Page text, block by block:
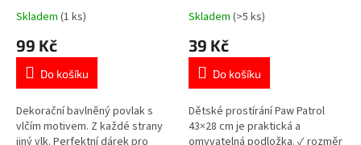
40×40 cm
Průměrné
produktu
5,0
5
hvězdiček.
Skladem (1 ks)
99 Kč
Do košíku
Dekorační bavlněný povlak s
vlčím motivem. Z každé strany
jiný vlk. Perfektní dárek pro
Průměrné
produktu
5,0
5
hvězdiček.
Skladem (>5 ks)
39 Kč
Do košíku
Dětské prostírání Paw Patrol
43×28 cm je praktická a
omyvatelná podložka. ✓ rozměr